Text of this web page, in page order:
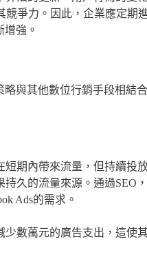
競爭力。因此，企業應定期
強。
略與其他數位行銷手段相結合
短期內帶來流量，但持續投
久的流量來源。通過SEO
Ads的需求。
少數萬元的廣告支出，這使